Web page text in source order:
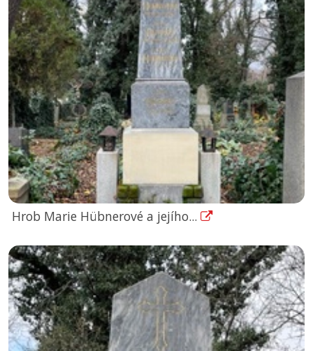
Hrob Marie Hübnerové a jejího...